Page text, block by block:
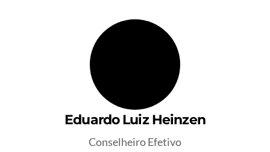
Eduardo Luiz Heinzen
Conselheiro Efetivo